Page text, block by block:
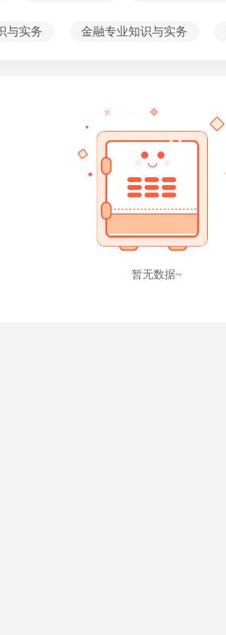
与实务 金融专业知识与实务
暂无数据~